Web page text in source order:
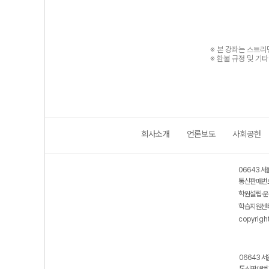
※ 본 강좌는 스트리
※ 환불 규정 및 기
회사소개 언론보도 사회공헌
06643 서
통신판매
학원설립·
학습지원
06643 서